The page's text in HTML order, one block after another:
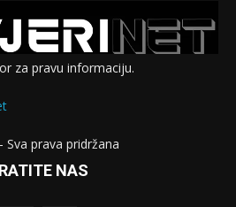
za pravu informaciju.
prava pridržana
NAS